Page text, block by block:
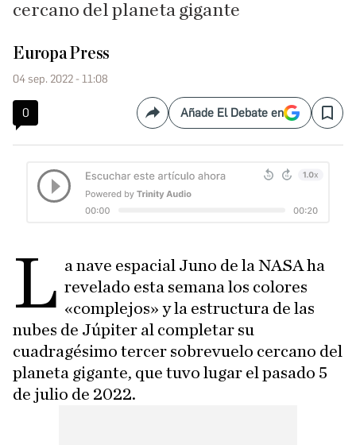
cercano del planeta gigante
Europa Press
04 sep. 2022 - 11:08
0 CompartirAñade El Debate en Save
L a nave espacial Juno de la NASA ha
revelado esta semana los colores
«complejos» y la estructura de las
nubes de Júpiter al completar su
cuadragésimo tercer sobrevuelo cercano del
planeta gigante, que tuvo lugar el pasado 5
de julio de 2022.